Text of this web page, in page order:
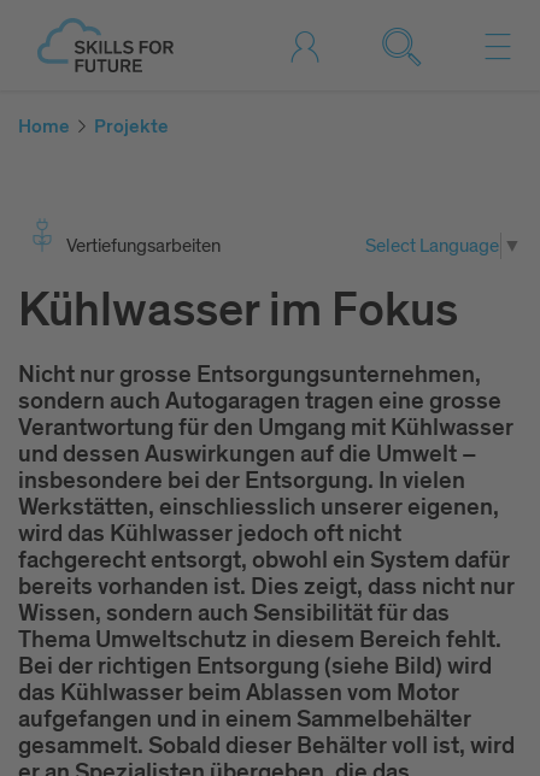
Home Projekte
Vertiefungsarbeiten Select Language ▼
Kühlwasser im Fokus
Nicht nur grosse Entsorgungsunternehmen,
sondern auch Autogaragen tragen eine grosse
Verantwortung für den Umgang mit Kühlwasser
und dessen Auswirkungen auf die Umwelt –
insbesondere bei der Entsorgung. In vielen
Werkstätten, einschliesslich unserer eigenen,
wird das Kühlwasser jedoch oft nicht
fachgerecht entsorgt, obwohl ein System dafür
bereits vorhanden ist. Dies zeigt, dass nicht nur
Wissen, sondern auch Sensibilität für das
Thema Umweltschutz in diesem Bereich fehlt.
Bei der richtigen Entsorgung (siehe Bild) wird
das Kühlwasser beim Ablassen vom Motor
aufgefangen und in einem Sammelbehälter
gesammelt. Sobald dieser Behälter voll ist, wird